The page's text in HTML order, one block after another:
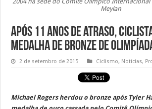
Meylan
Após 11 anos de atraso,
medalha de bronze de
2 de setembro de 2015 Ciclismo, Notícias,
Michael Rogers herdou o bronze após Tyler